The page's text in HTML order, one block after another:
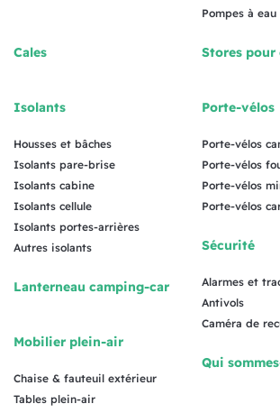
Pompes à
Cales
Isolants
Housses et bâches
Isolants pare-brise
Isolants cabine
Isolants cellule
Isolants portes-arrières
Autres isolants
Lanterneau camping-car
Mobilier plein-air
Chaise & fauteuil extérieur
Tables plein-air
Stores
Porte-vélos
Porte-vélos
Porte-vélos
Porte-vélos
Porte-vélos
Sécurité
Alarmes et
Antivols
Caméra de
Qui